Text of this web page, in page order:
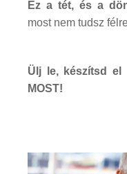
Ez a tét, és a
most nem tudsz
Ülj le, készítsd el
MOST!